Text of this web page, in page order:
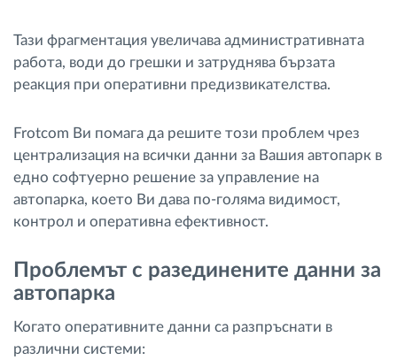
Калкулатор за спестявания
Тази фрагментация увеличава административната
работа, води до грешки и затруднява бързата
реакция при оперативни предизвикателства.
Frotcom Ви помага да решите този проблем чрез
централизация на всички данни за Вашия автопарк в
едно софтуерно решение за управление на
автопарка, което Ви дава по-голяма видимост,
контрол и оперативна ефективност.
Проблемът с разединените данни за
автопарка
Когато оперативните данни са разпръснати в
различни системи: